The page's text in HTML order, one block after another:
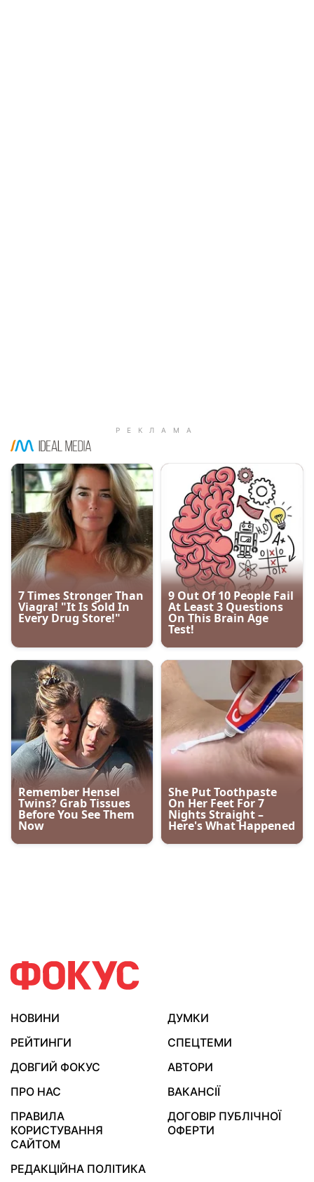
НОВИНИ
ДУМКИ
РЕЙТИНГИ
СПЕЦТЕМИ
ДОВГИЙ ФОКУС
АВТОРИ
ПРО НАС
ВАКАНСІЇ
ПРАВИЛА
КОРИСТУВАННЯ
САЙТОМ
ДОГОВІР ПУБЛІЧНОЇ
ОФЕРТИ
РЕДАКЦІЙНА ПОЛІТИКА